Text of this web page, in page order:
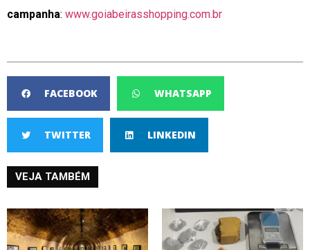
campanha: www.goiabeirasshopping.com.br
FACEBOOK WHATSAPP
TWITTER LINKEDIN
VEJA TAMBÉM